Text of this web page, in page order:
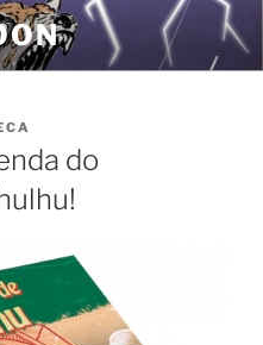
do